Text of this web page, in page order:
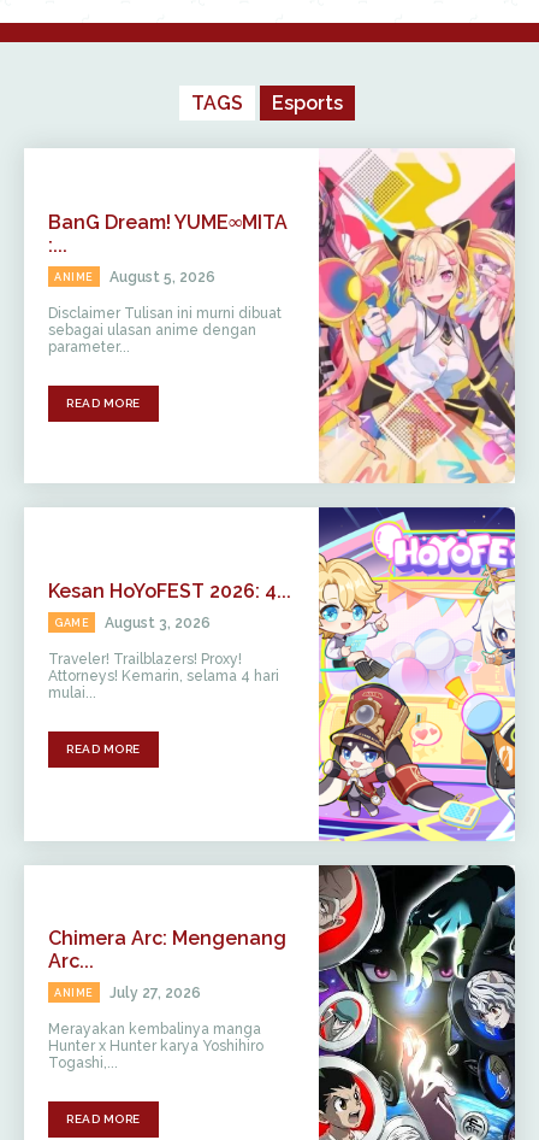
TAGS Esports
BanG Dream! YUME∞MITA
:...
ANIME August 5, 2026
Disclaimer Tulisan ini murni dibuat
sebagai ulasan anime dengan
parameter...
READ MORE
Kesan HoYoFEST 2026: 4...
GAME August 3, 2026
Traveler! Trailblazers! Proxy!
Attorneys! Kemarin, selama 4 hari
mulai...
READ MORE
Chimera Arc: Mengenang
Arc...
ANIME July 27, 2026
Merayakan kembalinya manga
Hunter x Hunter karya Yoshihiro
Togashi,...
READ MORE